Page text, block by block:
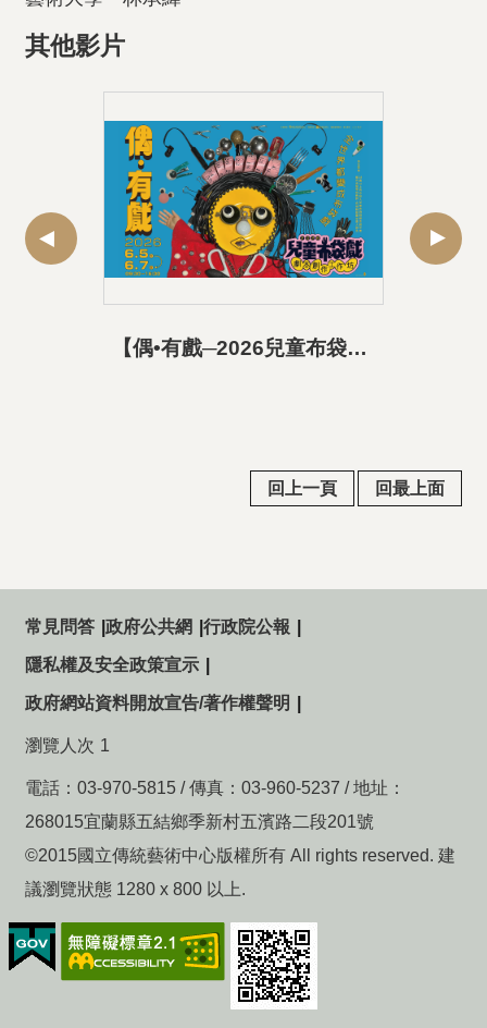
其他影片
【偶•有戲─2026兒童布袋戲劇本創作工作坊】活動精華
回上一頁 回最上面
常見問答 政府公共網 行政院公報
隱私權及安全政策宣示
政府網站資料開放宣告/著作權聲明
瀏覽人次 1
電話：03-970-5815 / 傳真：03-960-5237 / 地址：
268015宜蘭縣五結鄉季新村五濱路二段201號
©2015國立傳統藝術中心版權所有 All rights reserved. 建
議瀏覽狀態 1280 x 800 以上.